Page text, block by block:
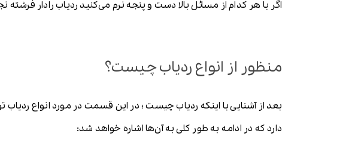
اگر با هر کدام از مسائل بالا دست و پنجه نرم می‌کنید ردیاب رادار
منظور از انواع ردیاب چیست؟
بعد از آشنایی با اینکه ردیاب چیست ؛ در این قسمت در مورد انواع
دارد که در ادامه به طور کلی به آن‌ها اشاره خواهد شد: